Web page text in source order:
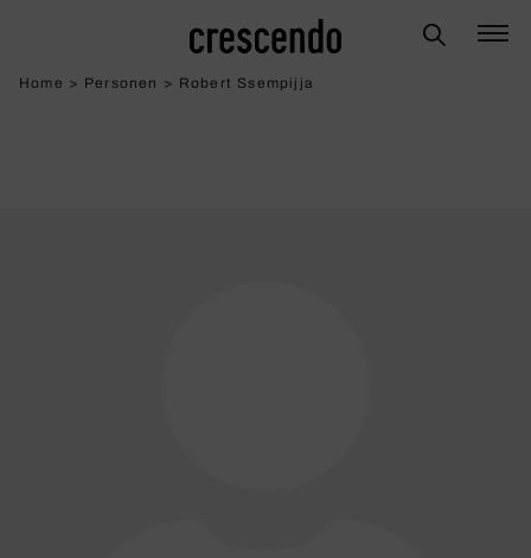
Home > Personen > Robert Ssempijja